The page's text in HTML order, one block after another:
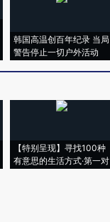
韩国高温创百年纪录 当局
警告停止一切户外活动
【特别呈现】寻找100种
有意思的生活方式·第一对